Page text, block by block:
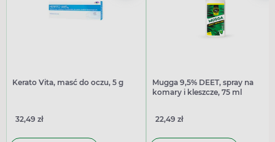
Kerato Vita, masć do oczu, 5 g
32,49 zł
Mugga 9,5% DEET, spray na
komary i kleszcze, 75 ml
22,49 zł